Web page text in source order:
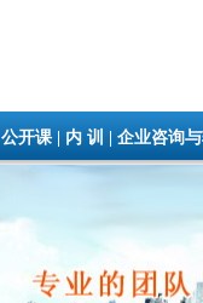
公开课| 内 训 企业咨询